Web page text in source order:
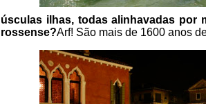
ilhas, todas alinhavadas
Arf! São mais de 1600 anos